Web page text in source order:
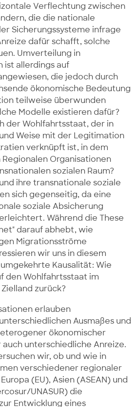
Verflechtung zwischen
die die nationale
Sicherungssysteme infrage
dafür schafft, solche
Umverteilung in
ist allerdings auf
die jedoch durch
ökonomische Bedeutung
teilweise überwunden
Modelle existieren dafür?
der Wohlfahrtsstaat, der in
Weise mit der Legitimation
verknüpft ist, in dem
Organisationen
sozialen Raum?
ihre transnationale soziale
sich gegenseitig, da eine
soziale Absicherung
Während die These
darauf abhebt, wie
Migrationsströme
wir uns in diesem
Kausalität: Wie
den Wohlfahrtsstaat im
zurück?
erlauben
Ausmaßes und
ökonomischer
unterschiedliche Anreize.
wir, ob und wie in
verschiedener regionaler
(EU), Asien (ASEAN) und
UNASUR) die
Entwicklung eines